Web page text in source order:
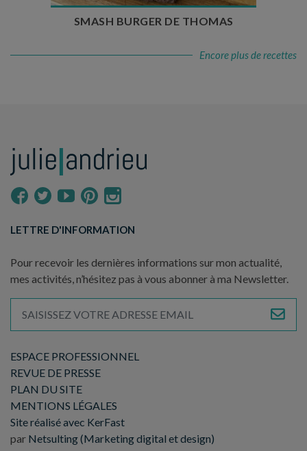
SMASH BURGER DE THOMAS
Encore plus de recettes
ESPACE PROFESSIONNEL
REVUE DE PRESSE
PLAN DU SITE
MENTIONS LÉGALES
Site réalisé avec KerFast
par Netsulting (Marketing digital et design)
LETTRE D'INFORMATION
Pour recevoir les dernières informations sur mon actualité,
mes activités, n’hésitez pas à vous abonner à ma Newsletter.